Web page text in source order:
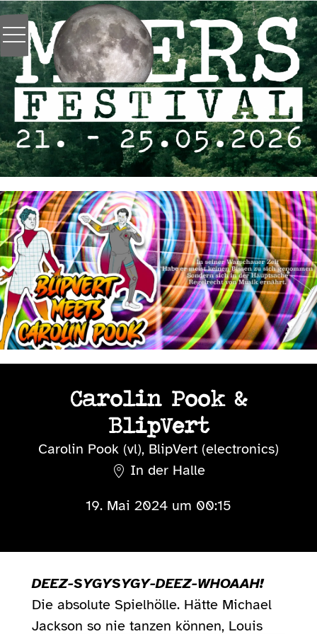
Carolin Pook &
BlipVert
Carolin Pook (vl), BlipVert (electronics)
In der Halle
19. Mai 2024 um 00:15
DEEZ-SYGYSYGY-DEEZ-WHOAAH!
Die absolute Spielhölle. Hätte Michael
Jackson so nie tanzen können, Louis